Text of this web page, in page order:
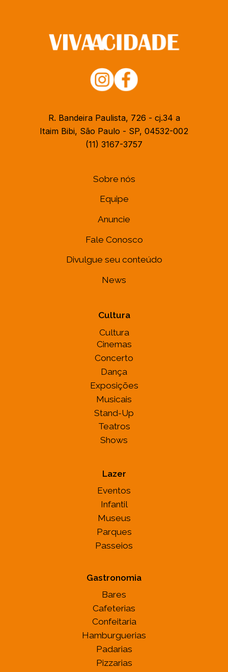
R. Bandeira Paulista, 726 - cj.34 a
Itaim Bibi, São Paulo - SP, 04532-002
(11) 3167-3757
Sobre nós
Equipe
Anuncie
Fale Conosco
Divulgue seu conteúdo
News
Cultura
Cultura
Cinemas
Concerto
Dança
Exposições
Musicais
Stand-Up
Teatros
Shows
Lazer
Eventos
Infantil
Museus
Parques
Passeios
Gastronomia
Bares
Cafeterias
Confeitaria
Hamburguerias
Padarias
Pizzarias